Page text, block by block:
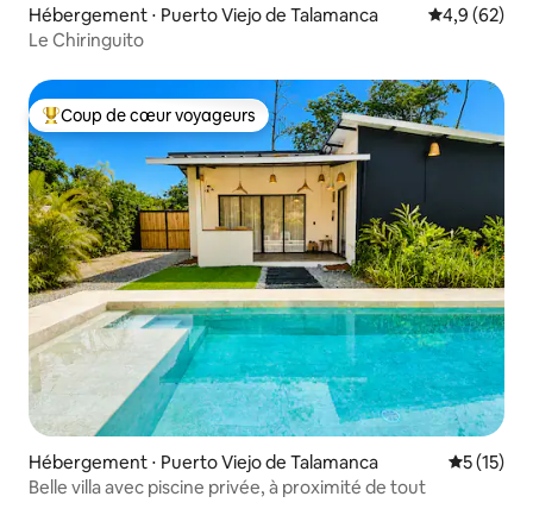
Hébergement ⋅ Puerto Viejo de Talamanca Évaluation
4,9 (62)
Le Chiringuito
Coups de cœur voyageurs les plus appréciés
Coup de cœur voyageurs
Hébergement ⋅ Puerto Viejo de Talamanca
5 (15)
Belle villa avec piscine privée, à proximité de tout